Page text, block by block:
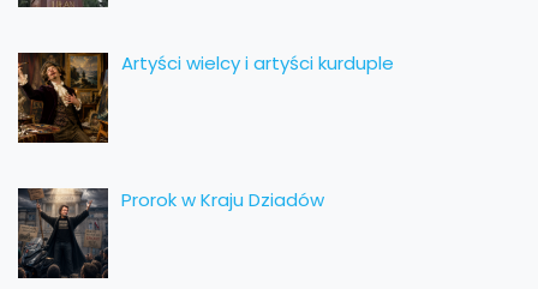
Artyści wielcy i artyści kurduple
Prorok w Kraju Dziadów